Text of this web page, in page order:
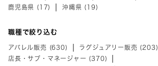
鹿児島県 (17)
沖縄県 (19)
職種で絞り込む
アパレル販売 (630)
ラグジュアリー販売 (203)
店長・サブ・マネージャー (370)